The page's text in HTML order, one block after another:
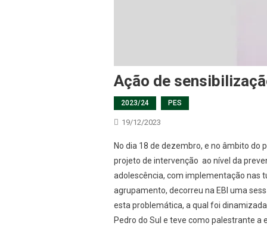
Ação de
2023/24 PES
19/12/2023
No dia 18 de dezembro, e no âmbito do
projeto de intervenção ao nível da
adolescência, com implementação nas
agrupamento, decorreu na EBI uma
esta problemática, a qual foi dinamizada
Pedro do Sul e teve como palestrante a